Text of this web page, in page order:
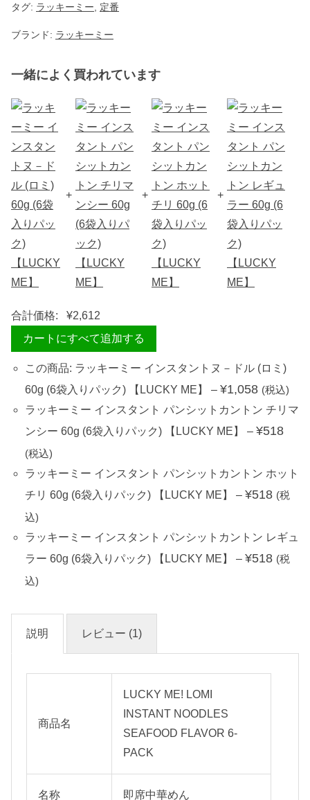
タグ: ラッキーミー 定番
ブランド: ラッキーミー
一緒によく買われています
+ + +
合計価格: ¥2,612
カートにすべて追加する
この商品: ラッキーミー インスタントヌ－ドル (ロミ)
60g (6袋入りパック) 【LUCKY ME】 – ¥1,058 (税込)
ラッキーミー インスタント パンシットカントン チリマ
ンシー 60g (6袋入りパック) 【LUCKY ME】 – ¥518
(税込)
ラッキーミー インスタント パンシットカントン ホット
チリ 60g (6袋入りパック) 【LUCKY ME】 – ¥518 (税
込)
ラッキーミー インスタント パンシットカントン レギュ
ラー 60g (6袋入りパック) 【LUCKY ME】 – ¥518 (税
込)
説明 レビュー (1)
商品名
LUCKY ME! LOMI
INSTANT NOODLES
SEAFOOD FLAVOR 6-
PACK
名称 即席中華めん